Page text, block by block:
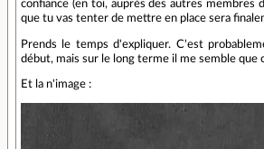
confiance (en toi, auprès des autres membres
que tu vas tenter de mettre en place sera
Prends le temps d'expliquer. C'est
début, mais sur le long terme il me semble que
Et la n'image :